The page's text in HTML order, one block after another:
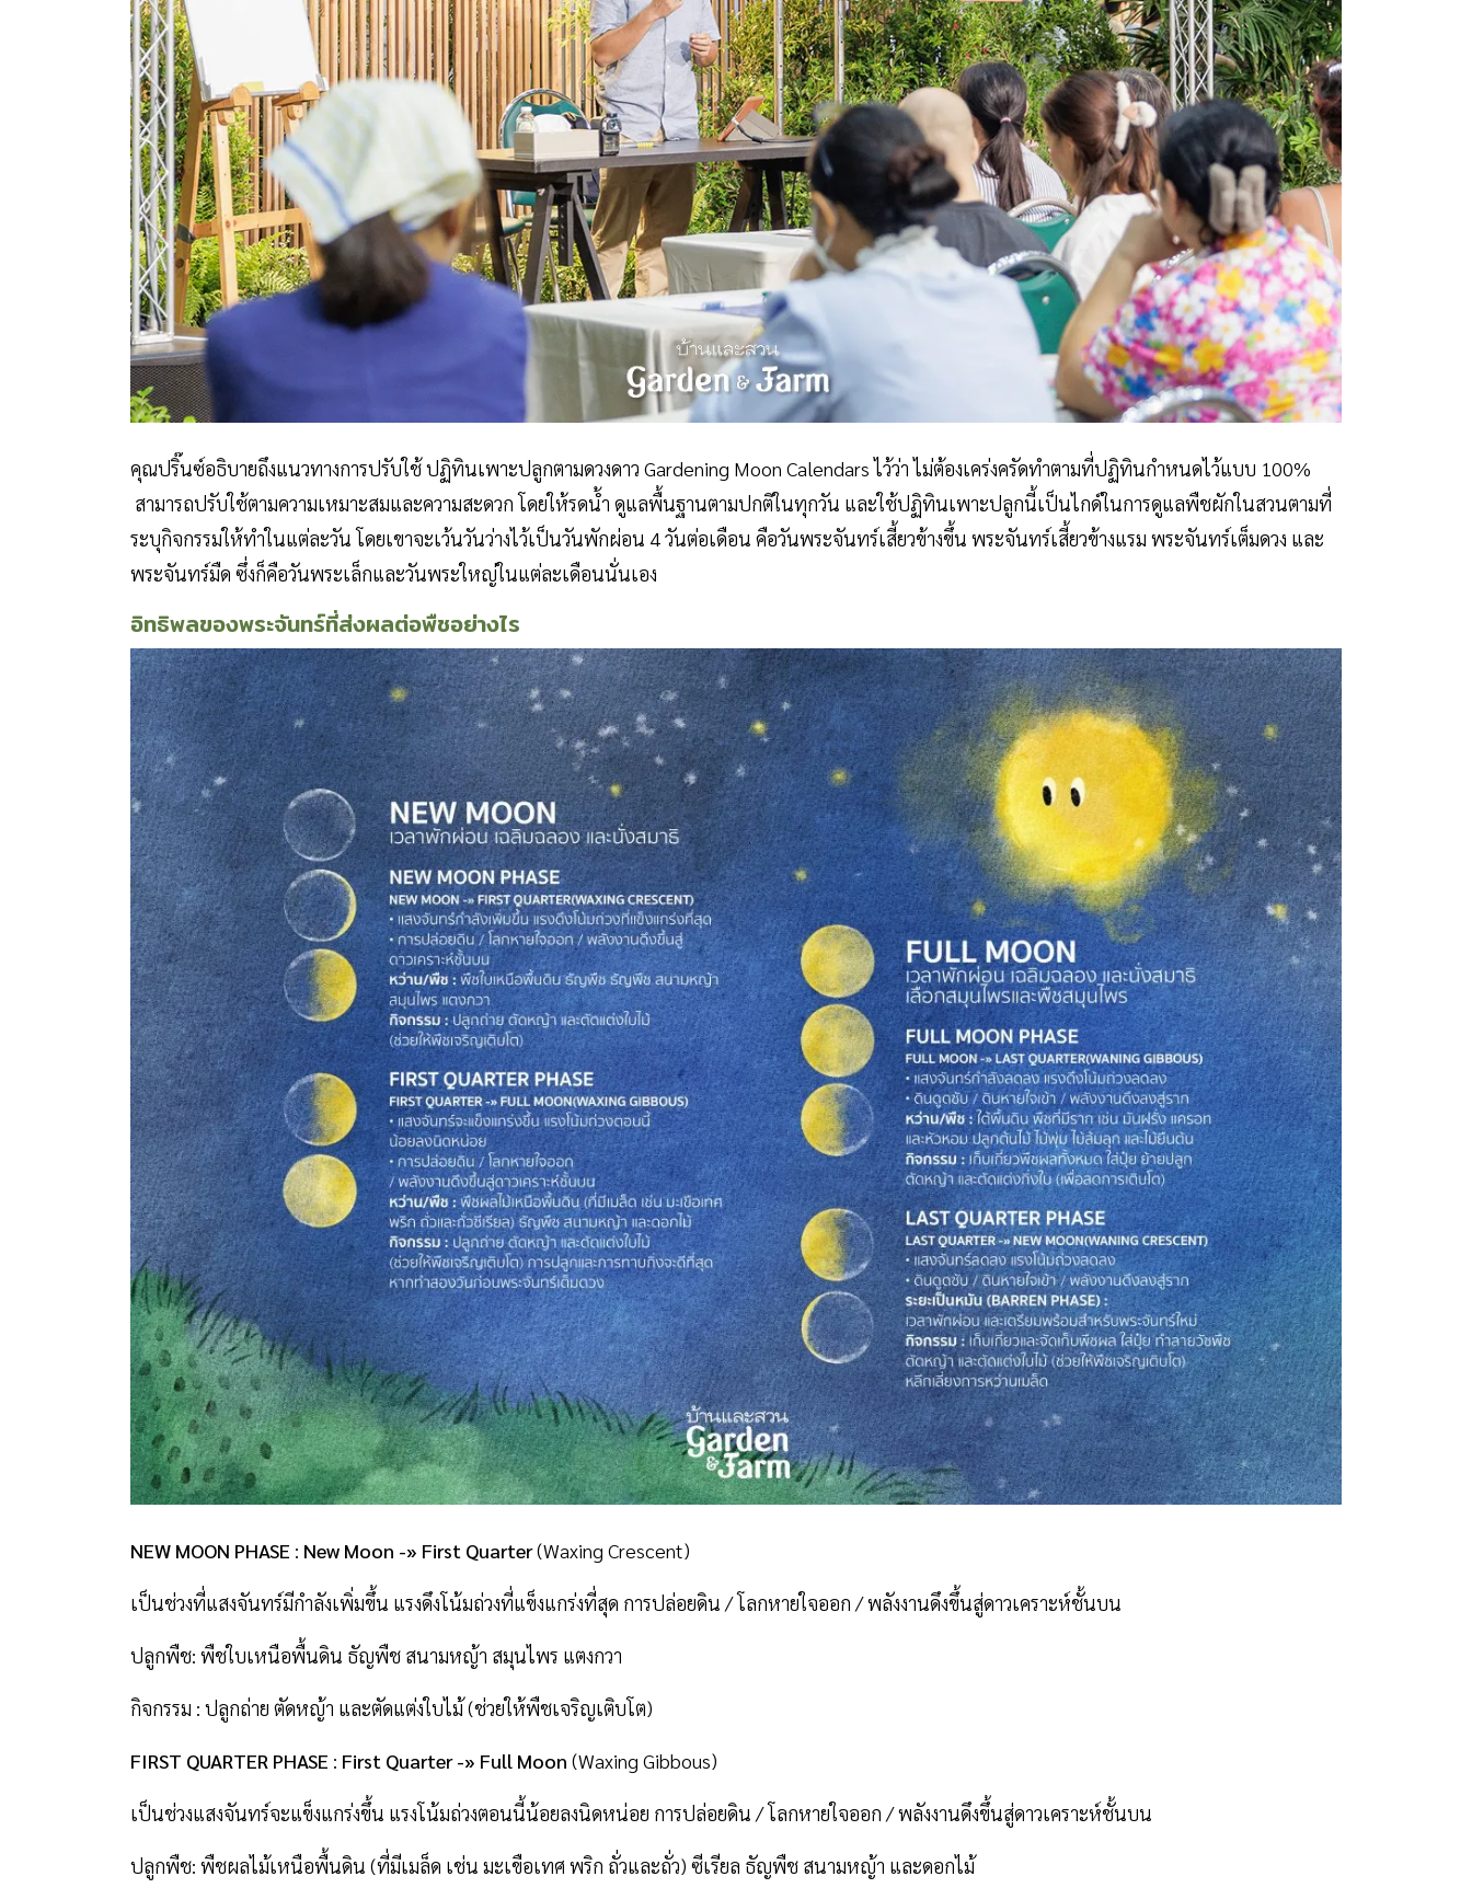
คุณปริ๊นซ์อธิบายถึงแนวทางการปรับใช้ ปฏิทินเพาะปลูกตามดวงดาว Gardening Moon Calendars ไว้ว่า ไม่ต้องเคร่งครัดทำตามที่ปฏิทินกำหนดไว้แบบ 100%
สามารถปรับใช้ตามความเหมาะสมและความสะดวก โดยให้รดน้ำ ดูแลพื้นฐานตามปกติในทุกวัน และใช้ปฏิทินเพาะปลูกนี้เป็นไกด์ในการดูแลพืชผักในสวนตามที่
ระบุกิจกรรมให้ทำในแต่ละวัน โดยเขาจะเว้นวันว่างไว้เป็นวันพักผ่อน 4 วันต่อเดือน คือวันพระจันทร์เสี้ยวข้างขึ้น พระจันทร์เสี้ยวข้างแรม พระจันทร์เต็มดวง และ
พระจันทร์มืด ซึ่งก็คือวันพระเล็กและวันพระใหญ่ในแต่ละเดือนนั่นเอง
อิทธิพลของพระจันทร์ที่ส่งผลต่อพืชอย่างไร
NEW MOON PHASE : New Moon -» First Quarter(Waxing Crescent)
เป็นช่วงที่แสงจันทร์มีกำลังเพิ่มขึ้น แรงดึงโน้มถ่วงที่แข็งแกร่งที่สุด การปล่อยดิน / โลกหายใจออก / พลังงานดึงขึ้นสู่ดาวเคราะห์ชั้นบน
ปลูกพืช: พืชใบเหนือพื้นดิน ธัญพืช สนามหญ้า สมุนไพร แตงกวา
กิจกรรม : ปลูกถ่าย ตัดหญ้า และตัดแต่งใบไม้ (ช่วยให้พืชเจริญเติบโต)
FIRST QUARTER PHASE : First Quarter -» Full Moon (Waxing Gibbous)
เป็นช่วงแสงจันทร์จะแข็งแกร่งขึ้น แรงโน้มถ่วงตอนนี้น้อยลงนิดหน่อย การปล่อยดิน / โลกหายใจออก / พลังงานดึงขึ้นสู่ดาวเคราะห์ชั้นบน
ปลูกพืช: พืชผลไม้เหนือพื้นดิน (ที่มีเมล็ด เช่น มะเขือเทศ พริก ถั่วและถั่ว) ซีเรียล ธัญพืช สนามหญ้า และดอกไม้